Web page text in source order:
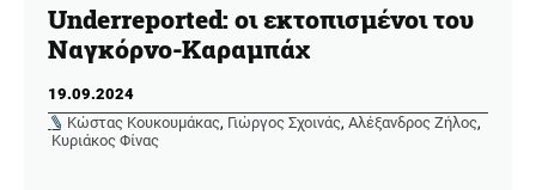
Underreported: οι εκτοπισμένοι του
Ναγκόρνο-Καραμπάχ
19.09.2024
Κώστας Κουκουμάκας, Γιώργος Σχοινάς, Αλέξανδρος Ζήλος,
Κυριάκος Φίνας